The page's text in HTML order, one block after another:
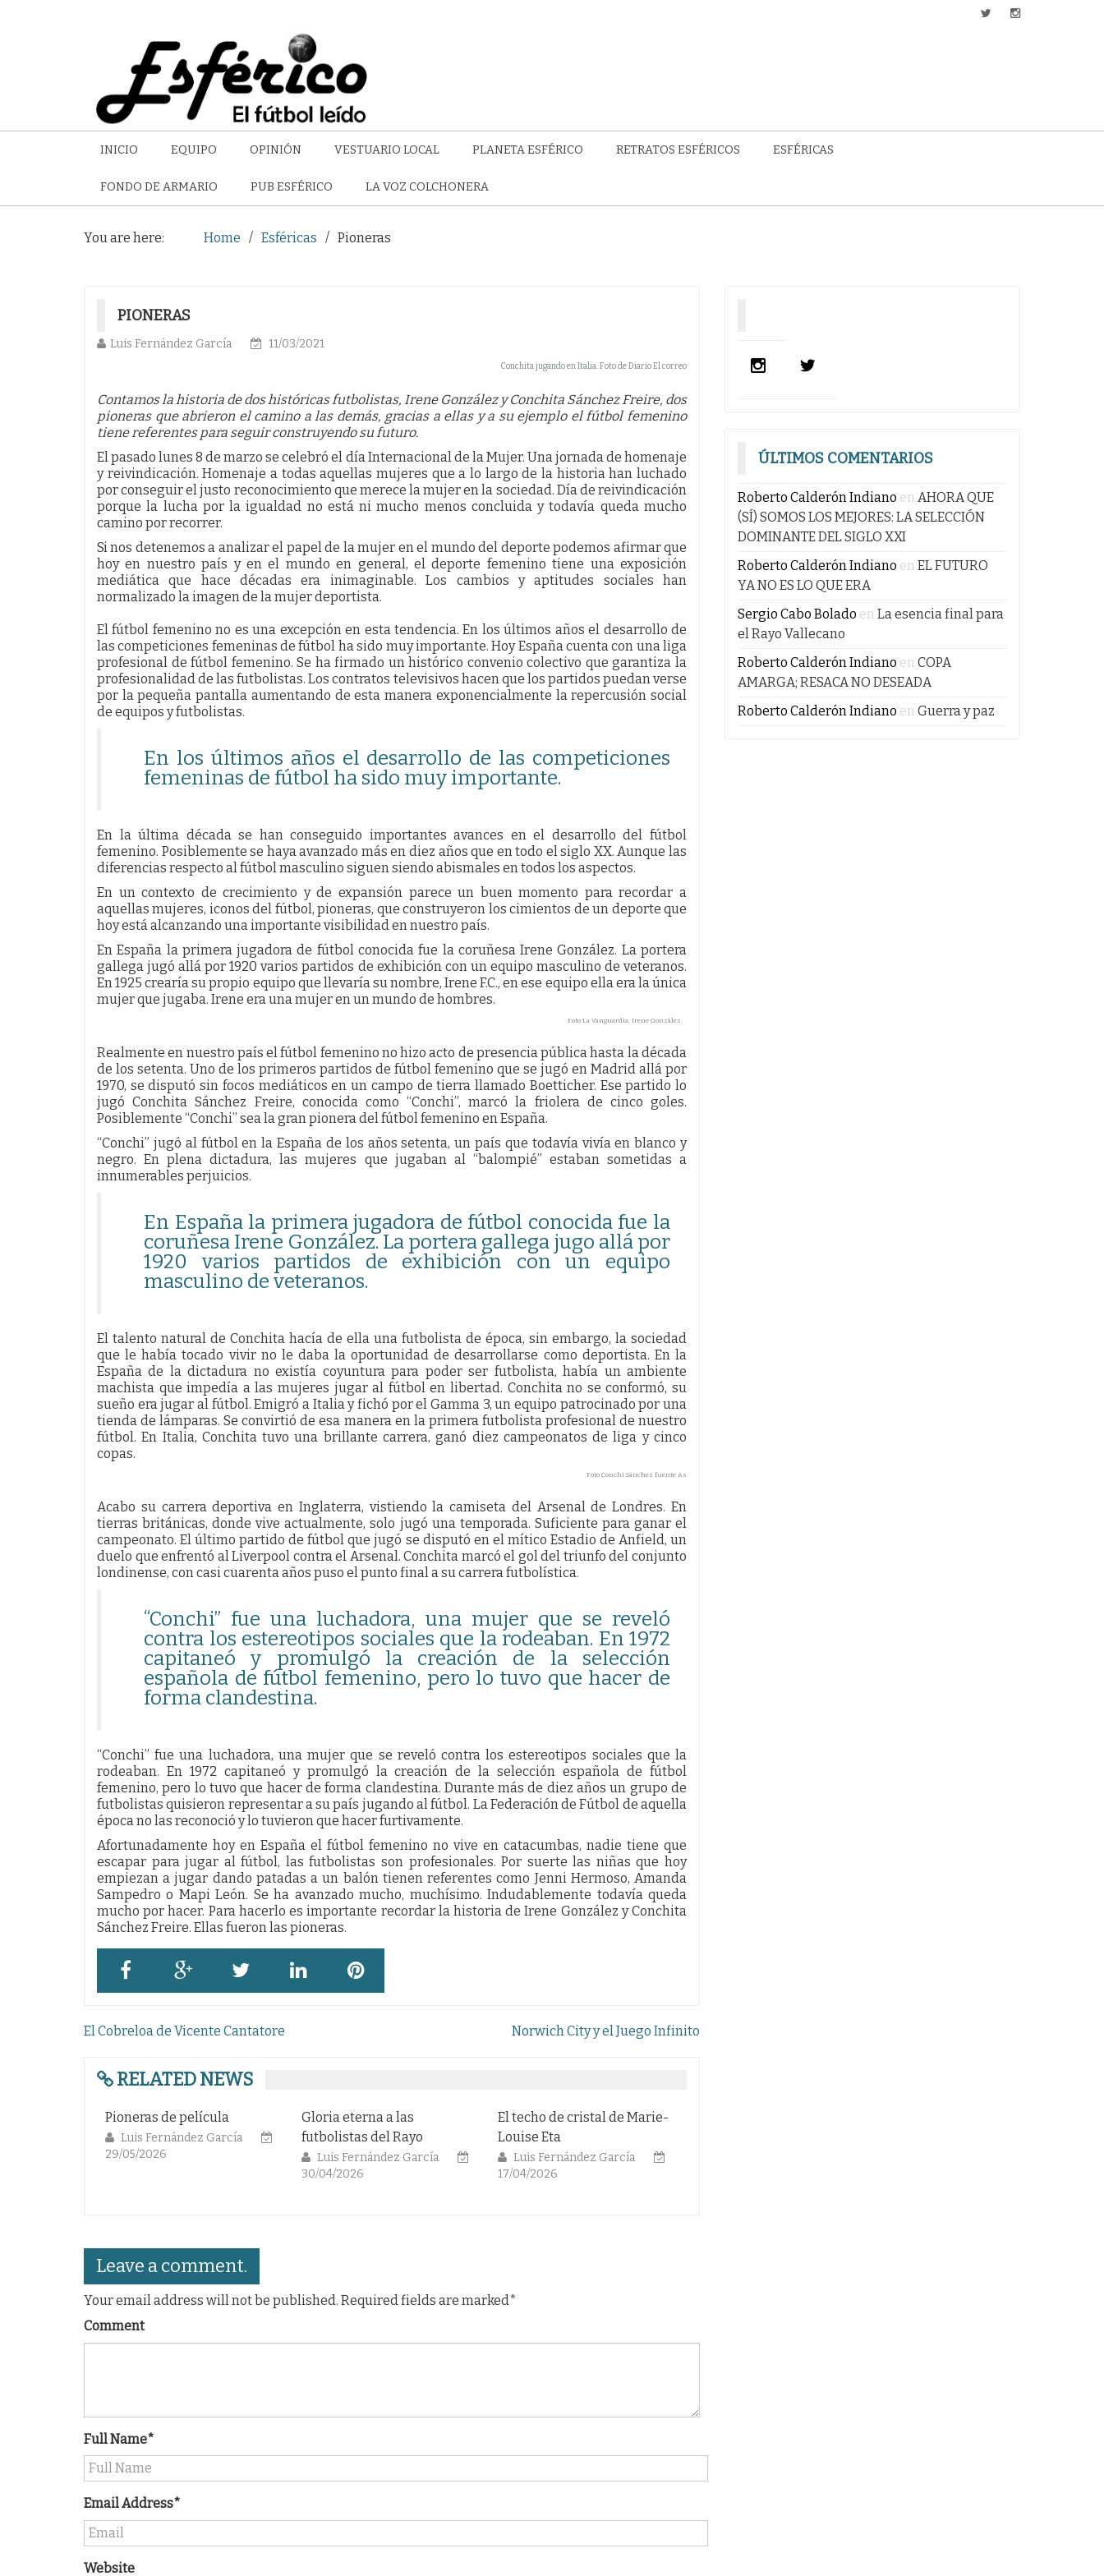
INICIO EQUIPO OPINIÓN VESTUARIO LOCAL PLANETA ESFÉRICO RETRATOS ESFÉRICOS ESFÉRICAS
FONDO DE ARMARIO PUB ESFÉRICO LA VOZ COLCHONERA
You are here: Home Esféricas Pioneras
PIONERAS
Luis Fernández García 11/03/2021
Conchita jugando en Italia. Foto de Diario El correo
Contamos la historia de dos históricas futbolistas, Irene González y Conchita Sánchez Freire, dos
pioneras que abrieron el camino a las demás, gracias a ellas y a su ejemplo el fútbol femenino
tiene referentes para seguir construyendo su futuro.
El pasado lunes 8 de marzo se celebró el día Internacional de la Mujer. Una jornada de homenaje
y reivindicación. Homenaje a todas aquellas mujeres que a lo largo de la historia han luchado
por conseguir el justo reconocimiento que merece la mujer en la sociedad. Día de reivindicación
porque la lucha por la igualdad no está ni mucho menos concluida y todavía queda mucho
camino por recorrer.
Si nos detenemos a analizar el papel de la mujer en el mundo del deporte podemos afirmar que
hoy en nuestro país y en el mundo en general, el deporte femenino tiene una exposición
mediática que hace décadas era inimaginable. Los cambios y aptitudes sociales han
normalizado la imagen de la mujer deportista.
El fútbol femenino no es una excepción en esta tendencia. En los últimos años el desarrollo de
las competiciones femeninas de fútbol ha sido muy importante. Hoy España cuenta con una liga
profesional de fútbol femenino. Se ha firmado un histórico convenio colectivo que garantiza la
profesionalidad de las futbolistas. Los contratos televisivos hacen que los partidos puedan verse
por la pequeña pantalla aumentando de esta manera exponencialmente la repercusión social
de equipos y futbolistas.
En los últimos años el desarrollo de las competiciones
femeninas de fútbol ha sido muy importante.
En la última década se han conseguido importantes avances en el desarrollo del fútbol
femenino. Posiblemente se haya avanzado más en diez años que en todo el siglo XX. Aunque las
diferencias respecto al fútbol masculino siguen siendo abismales en todos los aspectos.
En un contexto de crecimiento y de expansión parece un buen momento para recordar a
aquellas mujeres, iconos del fútbol, pioneras, que construyeron los cimientos de un deporte que
hoy está alcanzando una importante visibilidad en nuestro país.
En España la primera jugadora de fútbol conocida fue la coruñesa Irene González. La portera
gallega jugó allá por 1920 varios partidos de exhibición con un equipo masculino de veteranos.
En 1925 crearía su propio equipo que llevaría su nombre, Irene F.C., en ese equipo ella era la única
mujer que jugaba. Irene era una mujer en un mundo de hombres.
Foto La Vanguardia, Irene González.
Realmente en nuestro país el fútbol femenino no hizo acto de presencia pública hasta la década
de los setenta. Uno de los primeros partidos de fútbol femenino que se jugó en Madrid allá por
1970, se disputó sin focos mediáticos en un campo de tierra llamado Boetticher. Ese partido lo
jugó Conchita Sánchez Freire, conocida como “Conchi”, marcó la friolera de cinco goles.
Posiblemente “Conchi” sea la gran pionera del fútbol femenino en España.
“Conchi” jugó al fútbol en la España de los años setenta, un país que todavía vivía en blanco y
negro. En plena dictadura, las mujeres que jugaban al “balompié” estaban sometidas a
innumerables perjuicios.
En España la primera jugadora de fútbol conocida fue la
coruñesa Irene González. La portera gallega jugo allá por
1920 varios partidos de exhibición con un equipo
masculino de veteranos.
El talento natural de Conchita hacía de ella una futbolista de época, sin embargo, la sociedad
que le había tocado vivir no le daba la oportunidad de desarrollarse como deportista. En la
España de la dictadura no existía coyuntura para poder ser futbolista, había un ambiente
machista que impedía a las mujeres jugar al fútbol en libertad. Conchita no se conformó, su
sueño era jugar al fútbol. Emigró a Italia y fichó por el Gamma 3, un equipo patrocinado por una
tienda de lámparas. Se convirtió de esa manera en la primera futbolista profesional de nuestro
fútbol. En Italia, Conchita tuvo una brillante carrera, ganó diez campeonatos de liga y cinco
copas.
Foto Conchi Sánchez fuente As
Acabo su carrera deportiva en Inglaterra, vistiendo la camiseta del Arsenal de Londres. En
tierras británicas, donde vive actualmente, solo jugó una temporada. Suficiente para ganar el
campeonato. El último partido de fútbol que jugó se disputó en el mítico Estadio de Anfield, un
duelo que enfrentó al Liverpool contra el Arsenal. Conchita marcó el gol del triunfo del conjunto
londinense, con casi cuarenta años puso el punto final a su carrera futbolística.
“Conchi” fue una luchadora, una mujer que se reveló
contra los estereotipos sociales que la rodeaban. En 1972
capitaneó y promulgó la creación de la selección
española de fútbol femenino, pero lo tuvo que hacer de
forma clandestina.
“Conchi” fue una luchadora, una mujer que se reveló contra los estereotipos sociales que la
rodeaban. En 1972 capitaneó y promulgó la creación de la selección española de fútbol
femenino, pero lo tuvo que hacer de forma clandestina. Durante más de diez años un grupo de
futbolistas quisieron representar a su país jugando al fútbol. La Federación de Fútbol de aquella
época no las reconoció y lo tuvieron que hacer furtivamente.
Afortunadamente hoy en España el fútbol femenino no vive en catacumbas, nadie tiene que
escapar para jugar al fútbol, las futbolistas son profesionales. Por suerte las niñas que hoy
empiezan a jugar dando patadas a un balón tienen referentes como Jenni Hermoso, Amanda
Sampedro o Mapi León. Se ha avanzado mucho, muchísimo. Indudablemente todavía queda
mucho por hacer. Para hacerlo es importante recordar la historia de Irene González y Conchita
Sánchez Freire. Ellas fueron las pioneras.
Navegación
entradas
El Cobreloa de Vicente Cantatore Norwich City y el Juego Infinito
RELATED NEWS
Pioneras de película
Luis Fernández García
29/05/2026
Gloria eterna a las
futbolistas del Rayo
Luis Fernández García
30/04/2026
El techo de cristal de Marie-
Louise Eta
Luis Fernández García
17/04/2026
Leave a comment.
Your email address will not be published. Required fields are marked*
Comment
Full Name*
Email Address*
Website
ÚLTIMOS COMENTARIOS
Roberto Calderón Indiano en AHORA QUE
(SÍ) SOMOS LOS MEJORES: LA SELECCIÓN
DOMINANTE DEL SIGLO XXI
Roberto Calderón Indiano en EL FUTURO
YA NO ES LO QUE ERA
Sergio Cabo Bolado en La esencia final para
el Rayo Vallecano
Roberto Calderón Indiano en COPA
AMARGA; RESACA NO DESEADA
Roberto Calderón Indiano en Guerra y paz